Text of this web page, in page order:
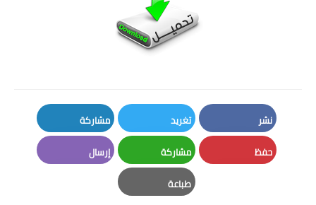
نشر
Facebook
تغريد
Twitter
مشاركة
LinkedIn
حفظ مشاركة
Whatsapp
إرسال
طباعة